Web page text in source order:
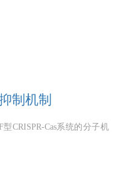
制机制
型CRISPR-Cas系统的分子机